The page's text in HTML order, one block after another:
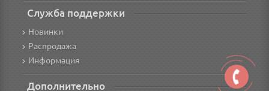
Служба поддержки
Новинки
Распродажа
Информация
Дополнительно